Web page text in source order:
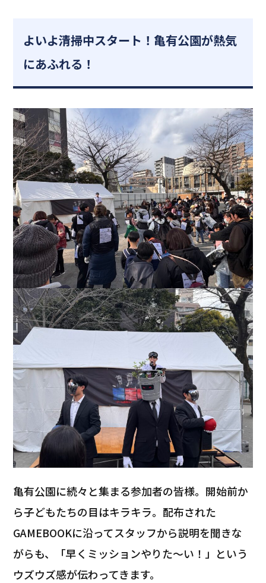
よいよ清掃中スタート！亀有公園が熱気
にあふれる！
亀有公園に続々と集まる参加者の皆様。開始前か
ら子どもたちの目はキラキラ。配布された
GAMEBOOKに沿ってスタッフから説明を聞きな
がらも、「早くミッションやりた～い！」という
ウズウズ感が伝わってきます。